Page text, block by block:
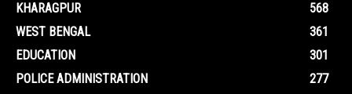
KHARAGPUR
568
WEST BENGAL
361
EDUCATION
301
POLICE ADMINISTRATION
277